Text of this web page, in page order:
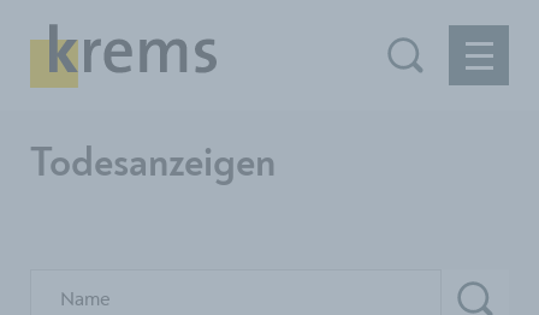
Todesanzeigen